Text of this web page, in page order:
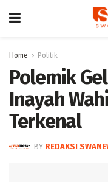
Home Politik
Polemik
Inayah
Terkenal
BY REDAKSI